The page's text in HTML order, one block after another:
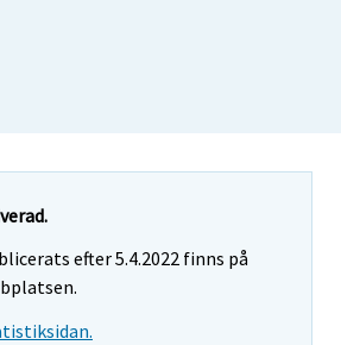
efter 5.4.2022 finns på